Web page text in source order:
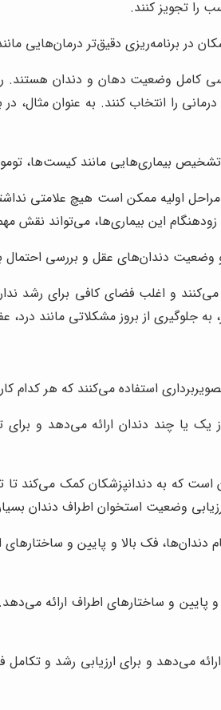
را تجویز کنند.
در برنامه‌ریزی دقیق‌تر
کامل وضعیت دهان و دندان هستند.
را انتخاب کنند. به عنوان مثال، در
تشخیص بیماری‌هایی مانند کیست‌ها،
اولیه ممکن است هیچ علامتی
این بیماری‌ها، می‌تواند نقش
و وضعیت دندان‌های عقل و بررسی
و اغلب فضای کافی برای رشد
به جلوگیری از بروز مشکلاتی مانند
استفاده می‌کنند که هر کدام
از یک یا چند دندان ارائه می‌دهد و
است که به دندانپزشکان کمک می‌کند
وضعیت استخوان اطراف دندان
دندان‌ها، فک بالا و پایین و
و پایین و ساختارهای اطراف ارائه
ارائه می‌دهد و برای ارزیابی رشد و